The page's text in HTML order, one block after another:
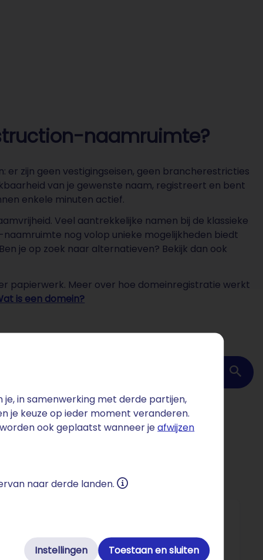
in samenwerking met derde partijen,
je keuze op ieder moment veranderen.
ook geplaatst wanneer jeafwijzen
naar derde landen.
Instellingen Toestaan en sluiten
naamruimte?
zijn geen vestigingseisen, geen brancherestricties
van je gewenste naam, registreert en bent
enkele minuten actief.
Veel aantrekkelijke namen bij de klassieke
nog volop unieke mogelijkheden biedt
je op zoek naar alternatieven? Bekijk dan ook
papierwerk. Meer over hoe domeinregistratie werkt
is een domein?